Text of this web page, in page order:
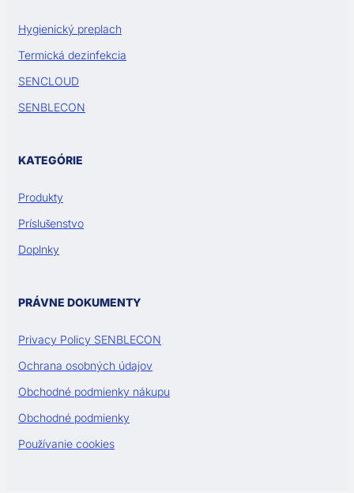
Hygienický preplach
Termická dezinfekcia
SENCLOUD
SENBLECON
KATEGÓRIE
Produkty
Príslušenstvo
Doplnky
PRÁVNE DOKUMENTY
Privacy Policy SENBLECON
Ochrana osobných údajov
Obchodné podmienky nákupu
Obchodné podmienky
Používanie cookies